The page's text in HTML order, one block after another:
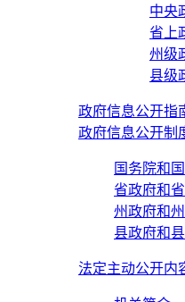
中央
省上
州级
县级
政府信息公开指
政府信息公开制
国务院和
省政府和
州政府和
县政府和
法定主动公开内